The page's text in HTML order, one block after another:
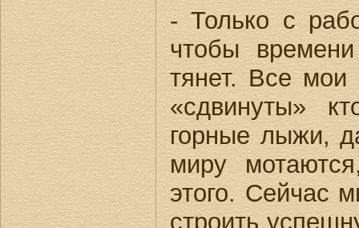
- Только с
чтобы
тянет. Все
«сдвинуты»
горные лыжи,
миру
этого. Сейчас
строить